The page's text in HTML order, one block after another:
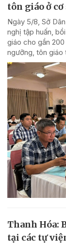
tôn giáo ở cơ
Ngày 5/8, Sở
nghị tập huấn,
giáo cho gần
ngưỡng, tôn giáo
Thanh Hóa:
tại các tự